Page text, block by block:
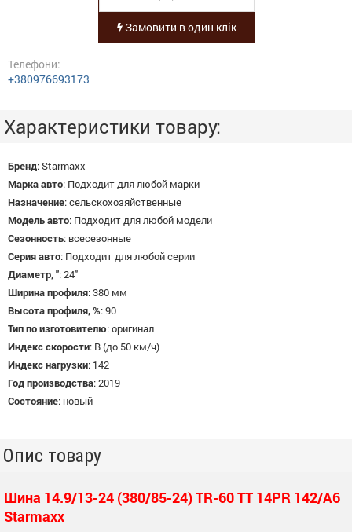
Замовити в один клік
Телефони:
+380976693173
Характеристики товару:
Бренд:Starmaxx
Марка авто: Подходит для любой марки
Назначение:сельскохозяйственные
Модель авто: Подходит для любой модели
Сезонность: всесезонные
Серия авто: Подходит для любой серии
Диаметр, ":24"
Ширина профиля:380 мм
Высота профиля, %:90
Тип по изготовителю:оригинал
Индекс скорости: B (до 50 км/ч)
Индекс нагрузки: 142
Год производства:2019
Состояние: новый
Опис товару
Шина 14.9/13-24 (380/85-24) TR-60 TT 14PR 142/A6
Starmaxx